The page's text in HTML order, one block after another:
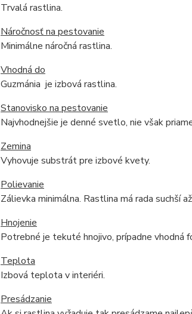
Trvalá rastlina.
Náročnosť na pestovanie
Minimálne náročná rastlina.
Vhodná do
Guzmánia je izbová rastlina.
Stanovisko na pestovanie
Najvhodnejšie je denné svetlo, nie však
Zemina
Vyhovuje substrát pre izbové kvety.
Polievanie
Zálievka minimálna. Rastlina má rada suchší
Hnojenie
Potrebné je tekuté hnojivo, prípadne vhodná
Teplota
Izbová teplota v interiéri.
Presádzanie